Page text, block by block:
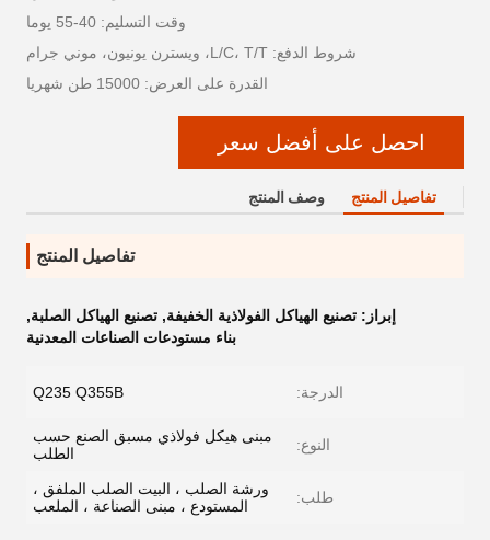
وقت التسليم: 40-55 يوما
شروط الدفع: L/C، T/T، ويسترن يونيون، موني جرام
القدرة على العرض: 15000 طن شهريا
احصل على أفضل سعر
تفاصيل المنتج وصف المنتج
تفاصيل المنتج
إبراز: تصنيع الهياكل الفولاذية الخفيفة, تصنيع الهياكل الصلبة,
بناء مستودعات الصناعات المعدنية
الدرجة: Q235 Q355B
النوع:
مبنى هيكل فولاذي مسبق الصنع حسب
الطلب
طلب:
ورشة الصلب ، البيت الصلب الملفق ،
المستودع ، مبنى الصناعة ، الملعب